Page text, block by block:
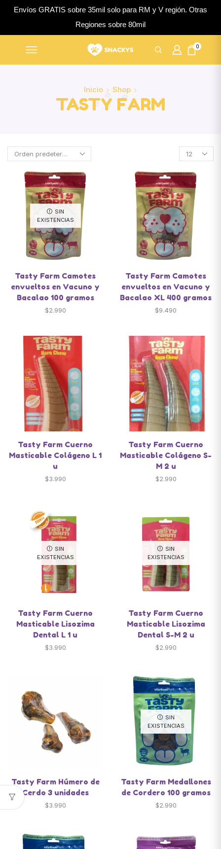
Envíos GRATIS sobre 35mil solo para RM y V región. Otras
Regiones sobre 80mil
0
Inicio Shop
TASTY FARM
SIN
EXISTENCIAS
Tasty Farm Camotes
envueltos en Vacuno y
Bacalao 100 gramos
$2.990
Tasty Farm Camotes
envueltos en Vacuno y
Bacalao XL 400 gramos
$9.490
Tasty Farm Cuerno
Masticable Colágeno L 1
u
$3.990
Tasty Farm Cuerno
Masticable Colágeno S-
M 2 u
$2.990
SIN
EXISTENCIAS
Tasty Farm Cuerno
Masticable Lisozima
Dental L 1 u
$3.990
SIN
EXISTENCIAS
Tasty Farm Cuerno
Masticable Lisozima
Dental S-M 2 u
$2.990
Tasty Farm Húmero de
Cerdo 3 unidades
$3.990
SIN
EXISTENCIAS
Tasty Farm Medallones
de Cordero 100 gramos
$2.990